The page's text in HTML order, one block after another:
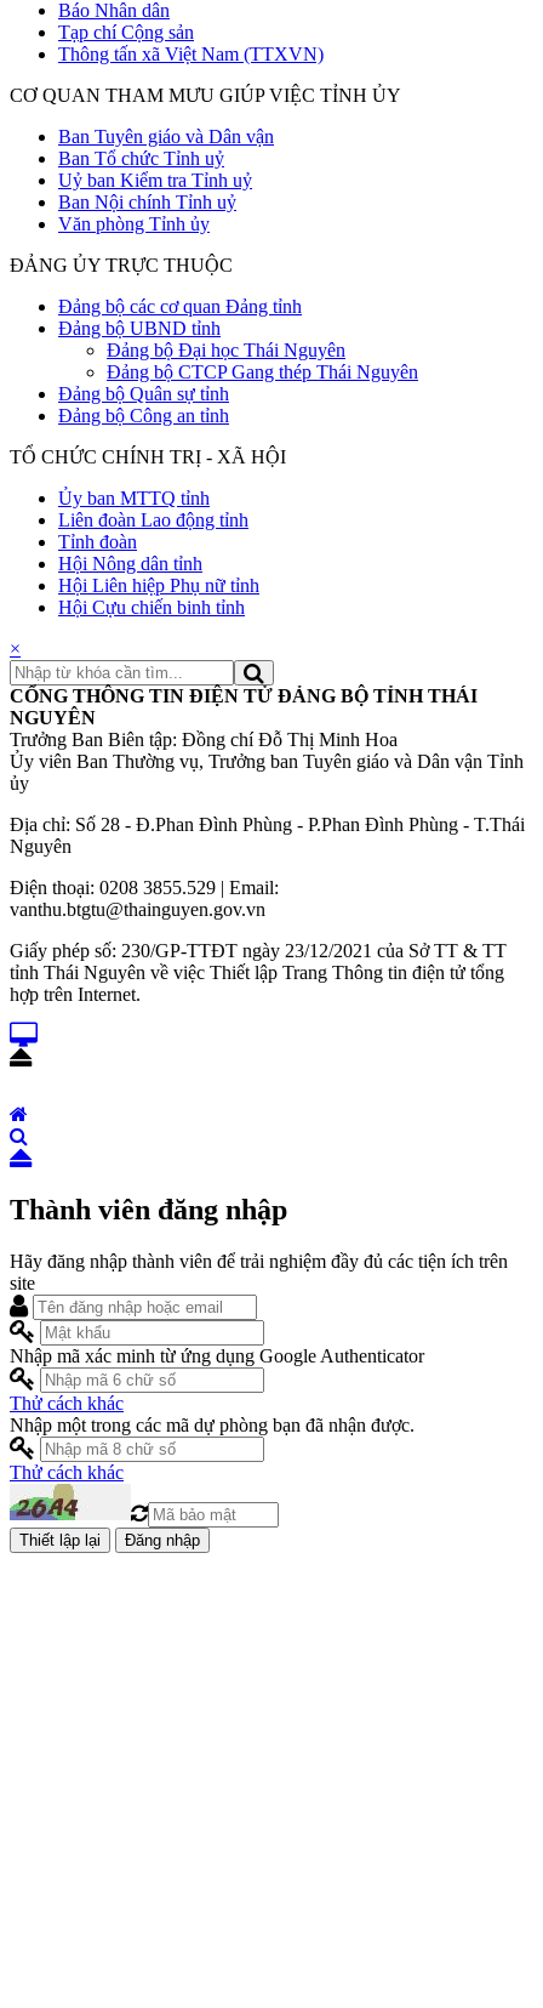
Báo Nhân dân
Tạp chí Cộng sản
Thông tấn xã Việt Nam (TTXVN)
CƠ QUAN THAM MƯU GIÚP VIỆC TỈNH ỦY
Ban Tuyên giáo và Dân vận
Ban Tổ chức Tỉnh uỷ
Uỷ ban Kiểm tra Tỉnh uỷ
Ban Nội chính Tỉnh uỷ
Văn phòng Tỉnh ủy
ĐẢNG ỦY TRỰC THUỘC
Đảng bộ các cơ quan Đảng tỉnh
Đảng bộ UBND tỉnh
Đảng bộ Đại học Thái Nguyên
Đảng bộ CTCP Gang thép Thái Nguyên
Đảng bộ Quân sự tỉnh
Đảng bộ Công an tỉnh
TỔ CHỨC CHÍNH TRỊ - XÃ HỘI
Ủy ban MTTQ tỉnh
Liên đoàn Lao động tỉnh
Tỉnh đoàn
Hội Nông dân tỉnh
Hội Liên hiệp Phụ nữ tỉnh
Hội Cựu chiến binh tỉnh
×
CỔNG THÔNG TIN ĐIỆN TỬ ĐẢNG BỘ TỈNH THÁI
NGUYÊN
Trưởng Ban Biên tập: Đồng chí Đỗ Thị Minh Hoa
Ủy viên Ban Thường vụ, Trưởng ban Tuyên giáo và Dân vận Tỉnh
ủy
Địa chỉ: Số 28 - Đ.Phan Đình Phùng - P.Phan Đình Phùng - T.Thái
Nguyên
Điện thoại: 0208 3855.529 | Email:
vanthu.btgtu@thainguyen.gov.vn
Giấy phép số: 230/GP-TTĐT ngày 23/12/2021 của Sở TT & TT
tỉnh Thái Nguyên về việc Thiết lập Trang Thông tin điện tử tổng
hợp trên Internet.
Thành viên đăng nhập
Hãy đăng nhập thành viên để trải nghiệm đầy đủ các tiện ích trên
site
Nhập mã xác minh từ ứng dụng Google Authenticator
Thử cách khác
Nhập một trong các mã dự phòng bạn đã nhận được.
Thử cách khác
Đăng nhập